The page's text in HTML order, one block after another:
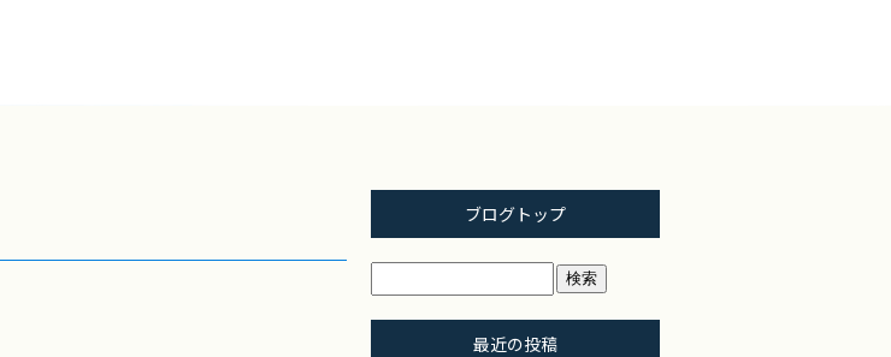
ブログトップ
最近の投稿